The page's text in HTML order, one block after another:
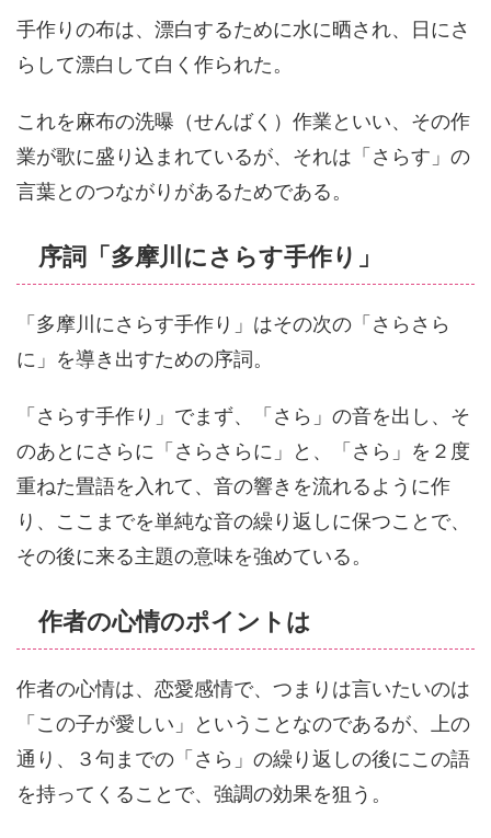
手作りの布は、漂白するために水に晒され、日にさ
らして漂白して白く作られた。
これを麻布の洗曝（せんばく）作業といい、その作
業が歌に盛り込まれているが、それは「さらす」の
言葉とのつながりがあるためである。
序詞「多摩川にさらす手作り」
「多摩川にさらす手作り」はその次の「さらさら
に」を導き出すための序詞。
「さらす手作り」でまず、「さら」の音を出し、そ
のあとにさらに「さらさらに」と、「さら」を２度
重ねた畳語を入れて、音の響きを流れるように作
り、ここまでを単純な音の繰り返しに保つことで、
その後に来る主題の意味を強めている。
作者の心情のポイントは
作者の心情は、恋愛感情で、つまりは言いたいのは
「この子が愛しい」ということなのであるが、上の
通り、３句までの「さら」の繰り返しの後にこの語
を持ってくることで、強調の効果を狙う。